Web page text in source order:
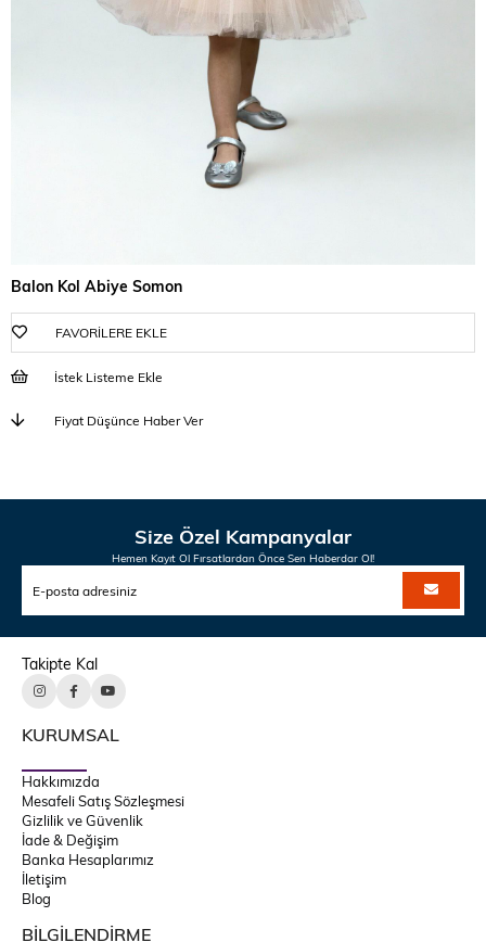
Balon Kol Abiye Somon
FAVORILERE EKLE
İstek Listeme Ekle
Fiyat Düşünce Haber Ver
Size Özel Kampanyalar
Hemen Kayıt Ol Fırsatlardan Önce Sen Haberdar Ol!
Takipte Kal
KURUMSAL
Hakkımızda
Mesafeli Satış Sözleşmesi
Gizlilik ve Güvenlik
İade & Değişim
Banka Hesaplarımız
İletişim
Blog
BİLGİLENDİRME